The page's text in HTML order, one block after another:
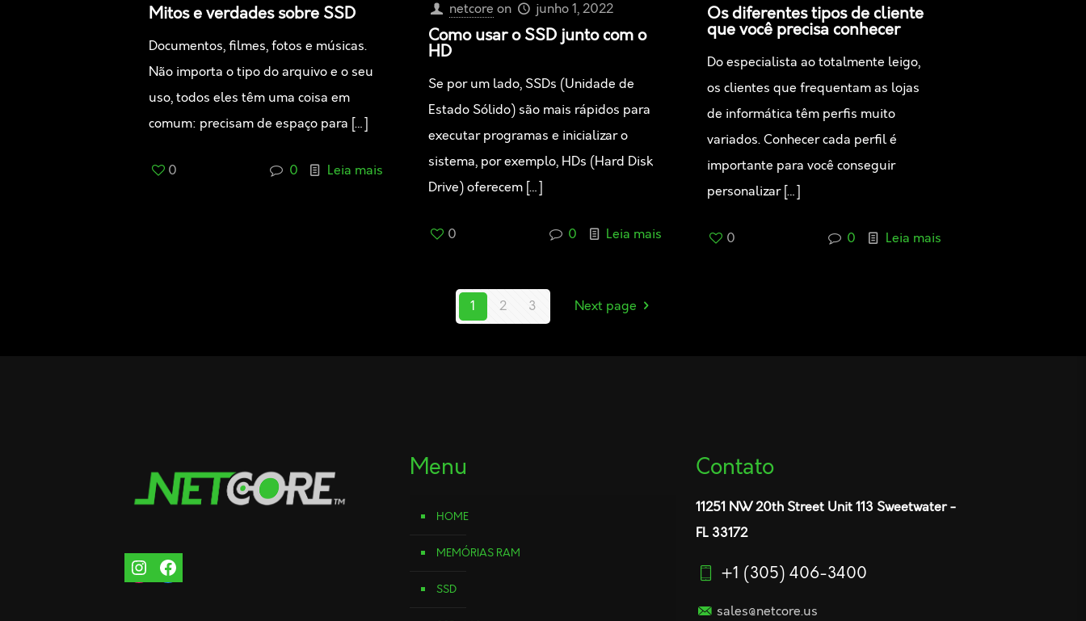
Mitos e verdades sobre SSD
Documentos, filmes, fotos e músicas.
Não importa o tipo do arquivo e o seu
uso, todos eles têm uma coisa em
comum: precisam de espaço para […]
0 0 Leia mais
netcore on junho 1, 2022
Como usar o SSD junto com o
HD
Se por um lado, SSDs (Unidade de
Estado Sólido) são mais rápidos para
executar programas e inicializar o
sistema, por exemplo, HDs (Hard Disk
Drive) oferecem[…]
0 0 Leia mais
Os diferentes tipos de cliente
que você precisa conhecer
Do especialista ao totalmente leigo,
os clientes que frequentam as lojas
de informática têm perfis muito
variados. Conhecer cada perfil é
importante para você conseguir
personalizar[…]
0 0 Leia mais
1 2 3 Next page
Menu
HOME
MEMÓRIAS RAM
SSD
Contato
11251 NW 20th Street Unit 113 Sweetwater -
FL 33172
+1 (305) 406-3400
sales@netcore.us